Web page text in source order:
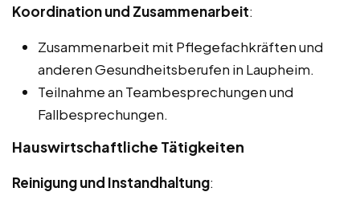
Koordination und Zusammenarbeit:
Zusammenarbeit mit Pflegefachkräften und
anderen Gesundheitsberufen in Laupheim.
Teilnahme an Teambesprechungen und
Fallbesprechungen.
Hauswirtschaftliche Tätigkeiten
Reinigung und Instandhaltung: